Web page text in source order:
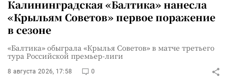
Калининградская «Балтика» нанесла
«Крыльям Советов» первое поражение
в сезоне
«Балтика» обыграла «Крылья Советов» в матче третьего
тура Российской премьер-лиги
8 августа 2026, 17:58 0